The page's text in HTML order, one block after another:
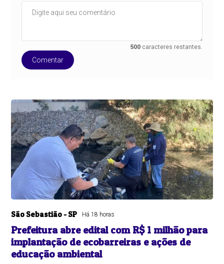
500 caracteres restantes.
Comentar
São Sebastião - SP Há 18 horas
Prefeitura abre edital com R$ 1 milhão para
implantação de ecobarreiras e ações de
educação ambiental